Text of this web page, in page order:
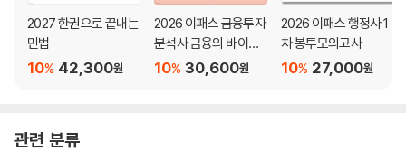
2027 한권으로 끝내는
민법
42,300원
10%
2026 이패스 금융투자
분석사 금융의 바이블
4주 CUT (핵심개념
30,600원
10%
2026 이패스 행정사 1
차 봉투모의고사
27,000원
10%
관련 분류